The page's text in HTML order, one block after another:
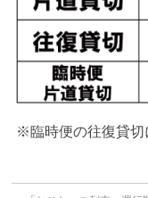
※臨時便の往復貸切